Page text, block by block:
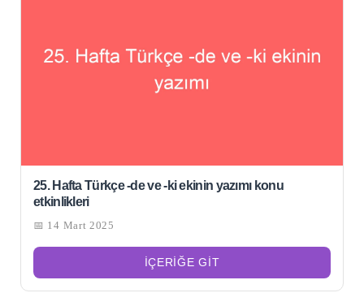
25. Hafta Türkçe -de ve -ki ekinin yazımı konu
etkinlikleri
📅 14 Mart 2025
İÇERIĞE GIT